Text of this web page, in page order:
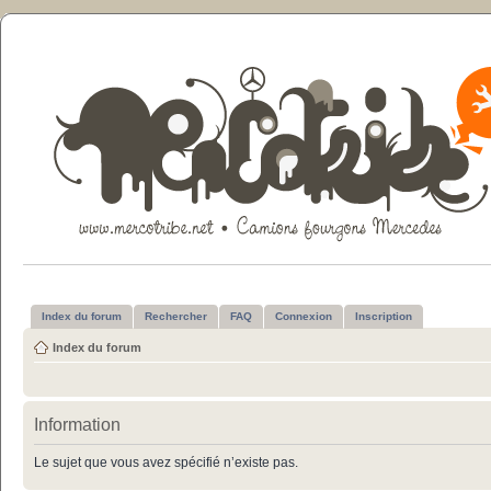
Index du forum Rechercher FAQ Connexion Inscription
Index du forum
Information
Le sujet que vous avez spécifié n’existe pas.